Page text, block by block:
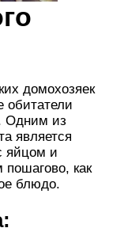
домохозяек
обитатели
Одним из
является
яйцом и
как
блюдо.